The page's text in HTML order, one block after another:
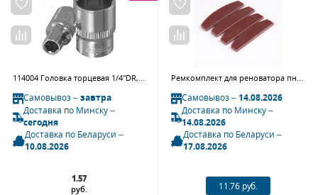
Самовывоз –завтра
Доставка по Минску –
сегодня
Доставка по Беларуси –
10.08.2026
1.57
руб.
Самовывоз –14.08.2026
Доставка по Минску –
14.08.2026
Доставка по Беларуси –
17.08.2026
11.76 руб.